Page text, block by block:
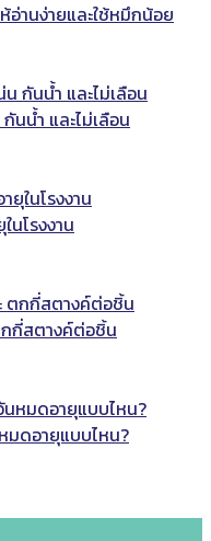
านง่ายและใช้หมึกน้อย
น้ำ และไม่เลือน
โรงงาน
กี่สตางค์ต่อชิ้น
มดอายุแบบไหน?